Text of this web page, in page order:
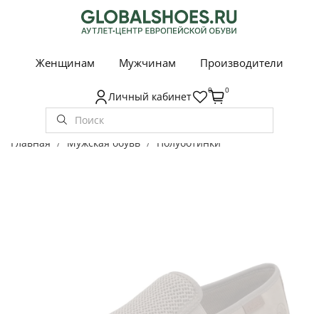
Женщинам Мужчинам Производители
Личный кабинет 0 0
Главная Мужская обувь Полуботинки